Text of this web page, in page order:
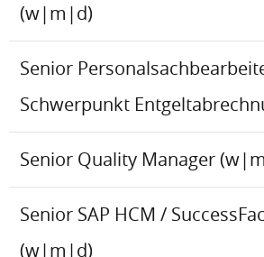
(w|m|d)
Senior
Schwerpunkt
Senior Quality Manager
Senior SAP HCM /
(w|m|d)